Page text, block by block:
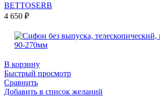
BETTOSERB
4 650 ₽
В корзину
Быстрый просмотр
Сравнить
Добавить в список желаний